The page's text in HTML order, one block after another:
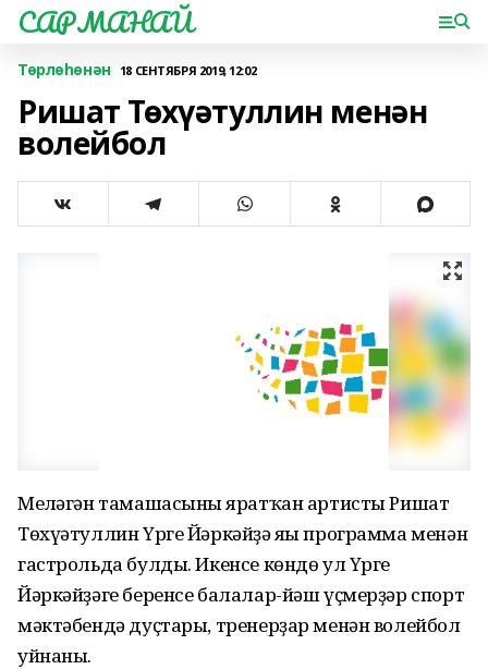
САРМАНАЙ
Төрлөһөнән 18 СЕНТЯБРЯ 2019, 12:02
Ришат Төхүәтуллин менән
волейбол
Меңләгән тамашасының яратҡан артисты Ришат
Төхүәтуллин Үрге Йәркәйҙә яңы программа менән
гастрольда булды. Икенсе көндө ул Үрге
Йәркәйҙәге беренсе балалар-йәш үҫмерҙәр спорт
мәктәбендә дуҫтары, тренерҙар менән волейбол
уйнаны.